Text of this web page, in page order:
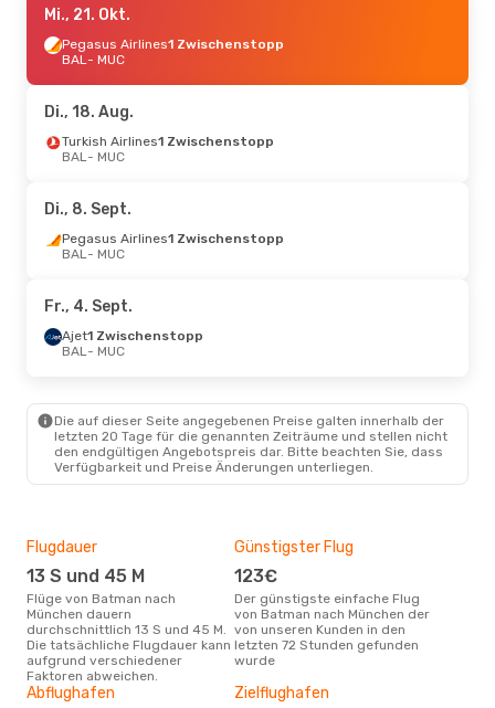
Mi., 21. Okt.
Pegasus Airlines1 Zwischenstopp
BAL- MUC
Di., 18. Aug.
Turkish Airlines1 Zwischenstopp
BAL- MUC
Di., 8. Sept.
Pegasus Airlines1 Zwischenstopp
BAL- MUC
Fr., 4. Sept.
Ajet1 Zwischenstopp
BAL- MUC
Die auf dieser Seite angegebenen Preise galten innerhalb der
letzten 20 Tage für die genannten Zeiträume und stellen nicht
den endgültigen Angebotspreis dar. Bitte beachten Sie, dass
Verfügbarkeit und Preise Änderungen unterliegen.
Flugdauer
13 S und 45 M
Flüge von Batman nach
München dauern
durchschnittlich 13 S und 45 M.
Die tatsächliche Flugdauer kann
aufgrund verschiedener
Faktoren abweichen.
Günstigster Flug
123€
Der günstigste einfache Flug
von Batman nach München der
von unseren Kunden in den
letzten 72 Stunden gefunden
wurde
Abflughafen Zielflughafen